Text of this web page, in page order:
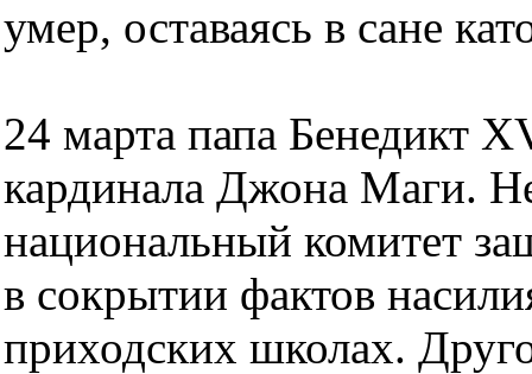
умер, оставаясь в сане
24 марта папа Бенедикт
кардинала Джона Маги.
национальный комитет
в сокрытии фактов
приходских школах.